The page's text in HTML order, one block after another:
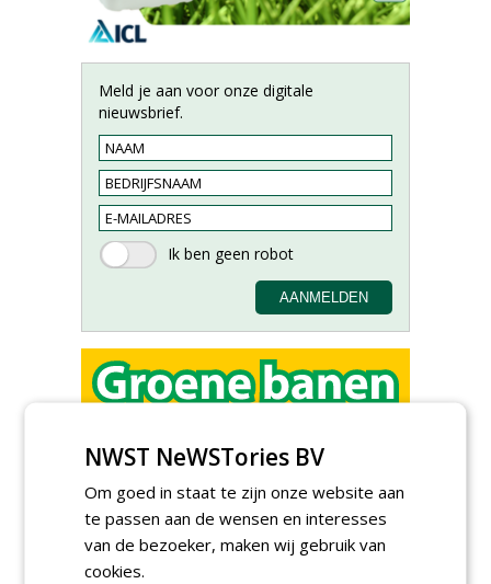
Meld je aan voor onze digitale
nieuwsbrief.
Golfbaan KralingenOosthoek
30-07-2026
Meewerkend Voorman
Sportvelden bij
NWST NeWSTories BV
Om goed in staat te zijn onze website aan
te passen aan de wensen en interesses
van de bezoeker, maken wij gebruik van
cookies.